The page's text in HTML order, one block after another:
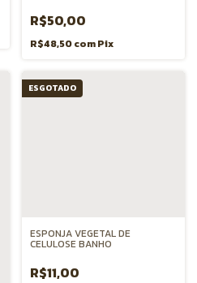
R$50,00
R$48,50comPix
ESGOTADO
ESPONJA VEGETAL DE
CELULOSE BANHO
R$11,00